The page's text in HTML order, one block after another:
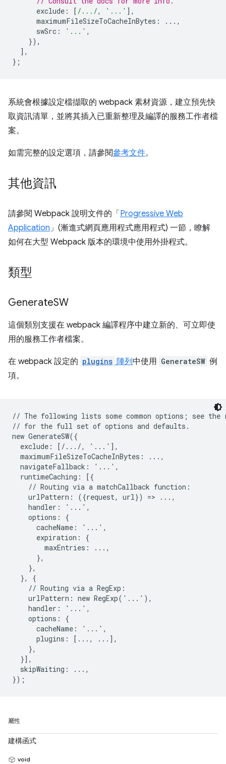
exclude : [ /.../, '...' ],
maximumFileSizeToCacheInBytes :
...,
swSrc : '...' ,
}),
],
};
系統會根據設定檔擷取的 webpack 素材資源，建立預先快
取資訊清單，並將其插入已重新整理及編譯的服務工作者檔
案。
如需完整的設定選項，請參閱參考文件。
其他資訊
請參閱 Webpack 說明文件的「 Progressive Web
Application」(漸進式網頁應用程式應用程式) 一節，瞭解
如何在大型 Webpack 版本的環境中使用外掛程式。
類型
GenerateSW
這個類別支援在 webpack 編譯程序中建立新的、可立即使
用的服務工作者檔案。
在 webpack 設定的 plugins 陣列中使用 GenerateSW 例
項。
// The following lists some common options; see the
// for the full set of options and defaults.
new GenerateSW({
  exclude: [/.../, '...'],
  maximumFileSizeToCacheInBytes: ...,
  navigateFallback: '...',
  runtimeCaching: [{
    // Routing via a matchCallback function:
    urlPattern: ({request, url}) => ...,
    handler: '...',
    options: {
      cacheName: '...',
      expiration: {
        maxEntries: ...,
      },
    },
  }, {
    // Routing via a RegExp:
    urlPattern: new RegExp('...'),
    handler: '...',
    options: {
      cacheName: '...',
      plugins: [..., ...],
    },
  }],
  skipWaiting: ...,
屬性
建構函式
void